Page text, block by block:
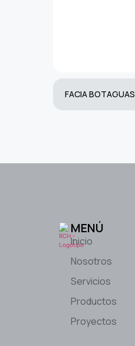
FACIA BOTAGUAS
MENÚ
Inicio
Nosotros
Servicios
Productos
Proyectos